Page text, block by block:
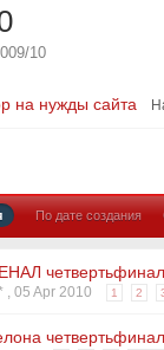
10
на нужды сайта
По дате создания
,05 Apr 2010 1 2